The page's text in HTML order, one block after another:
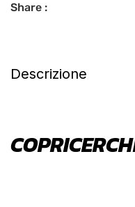
Share :
Descrizione